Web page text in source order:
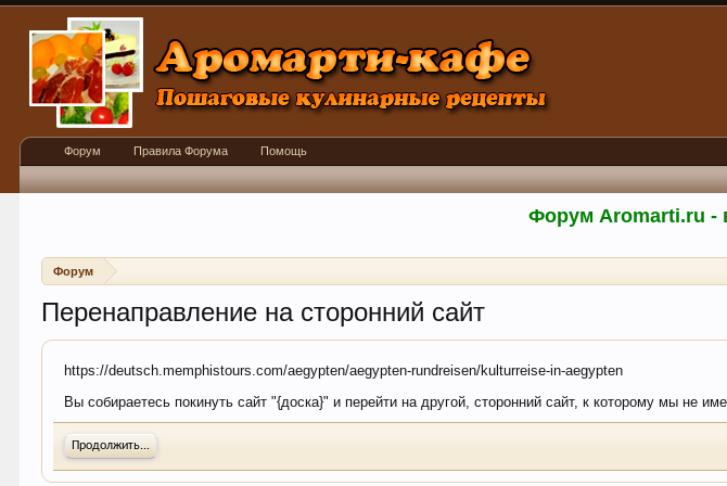
Форум Aromarti.ru -
Форум
Перенаправление на сторонний сайт
https://deutsch.memphistours.com/aegypten/aegypten-rundreisen/kulturreise-in-aegypten
Вы собираетесь покинуть сайт "{доска}" и перейти на другой, сторонний сайт, к которому мы не
Продолжить...
Форум Правила Форума Помощь